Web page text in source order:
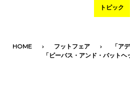
トピック
HOME フットフェア
「ア
「ビーバス・アンド・バットヘ